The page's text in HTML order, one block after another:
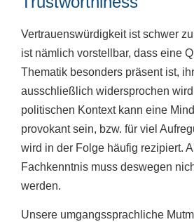
Vertrauenswürdigkeit ist schwer
ist nämlich vorstellbar, dass eine
Thematik besonders präsent ist,
ausschließlich widersprochen
politischen Kontext kann eine
provokant sein, bzw. für viel
wird in der Folge häufig rezipiert.
Fachkenntnis muss deswegen
werden.
Unsere umgangssprachliche